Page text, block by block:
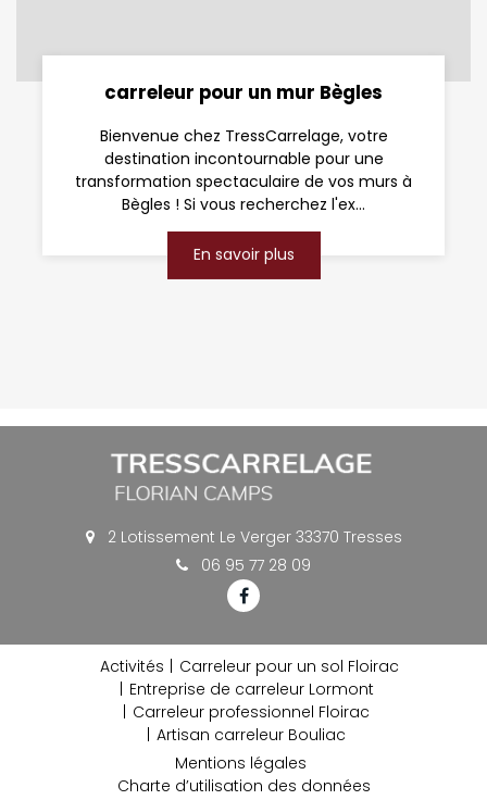
carreleur pour un mur Bègles
Bienvenue chez TressCarrelage, votre
destination incontournable pour une
transformation spectaculaire de vos murs à
Bègles ! Si vous recherchez l'ex...
En savoir plus
2 Lotissement Le Verger 33370 Tresses
06 95 77 28 09
Activités
Carreleur pour un sol Floirac
Entreprise de carreleur Lormont
Carreleur professionnel Floirac
Artisan carreleur Bouliac
Mentions légales
Charte d’utilisation des données